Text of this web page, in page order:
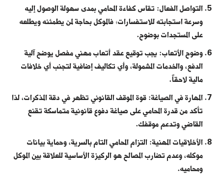
التواصل الفعال: تقاس كفاءة المحامي بمدى سهولة الوصول إليه
وسرعة استجابته للاستفسارات؛ فالموكل بحاجة لمن يطمئنه ويطلعه
على المستجدات بوضوح.
وضوح الأتعاب: يجب توقيع عقد أتعاب مهني مفصل يوضح آلية
الدفع، والخدمات المشمولة، وأي تكاليف إضافية لتجنب أي خلافات
مالية لاحقاً.
المهارة في الصياغة: قوة الموقف القانوني تظهر في دقة المذكرات، لذا
تأكد من قدرة المحامي على صياغة دفوع قانونية متماسكة تقنع
القاضي وتدعم موقفك.
الأخلاقيات المهنية: التزام المحامي التام بالسرية، وحماية بيانات
موكله، وعدم تضارب المصالح هو الركيزة الأساسية للعلاقة بين الموكل
ومحاميه.